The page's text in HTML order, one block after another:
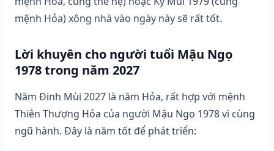
mệnh Hỏa) xông nhà vào ngày này sẽ rất tốt.
Lời khuyên cho người tuổi Mậu Ngọ
1978 trong năm 2027
Năm Đinh Mùi 2027 là năm Hỏa, rất hợp với mệnh
Thiên Thượng Hỏa của người Mậu Ngọ 1978 vì cùng
ngũ hành. Đây là năm tốt để phát triển: